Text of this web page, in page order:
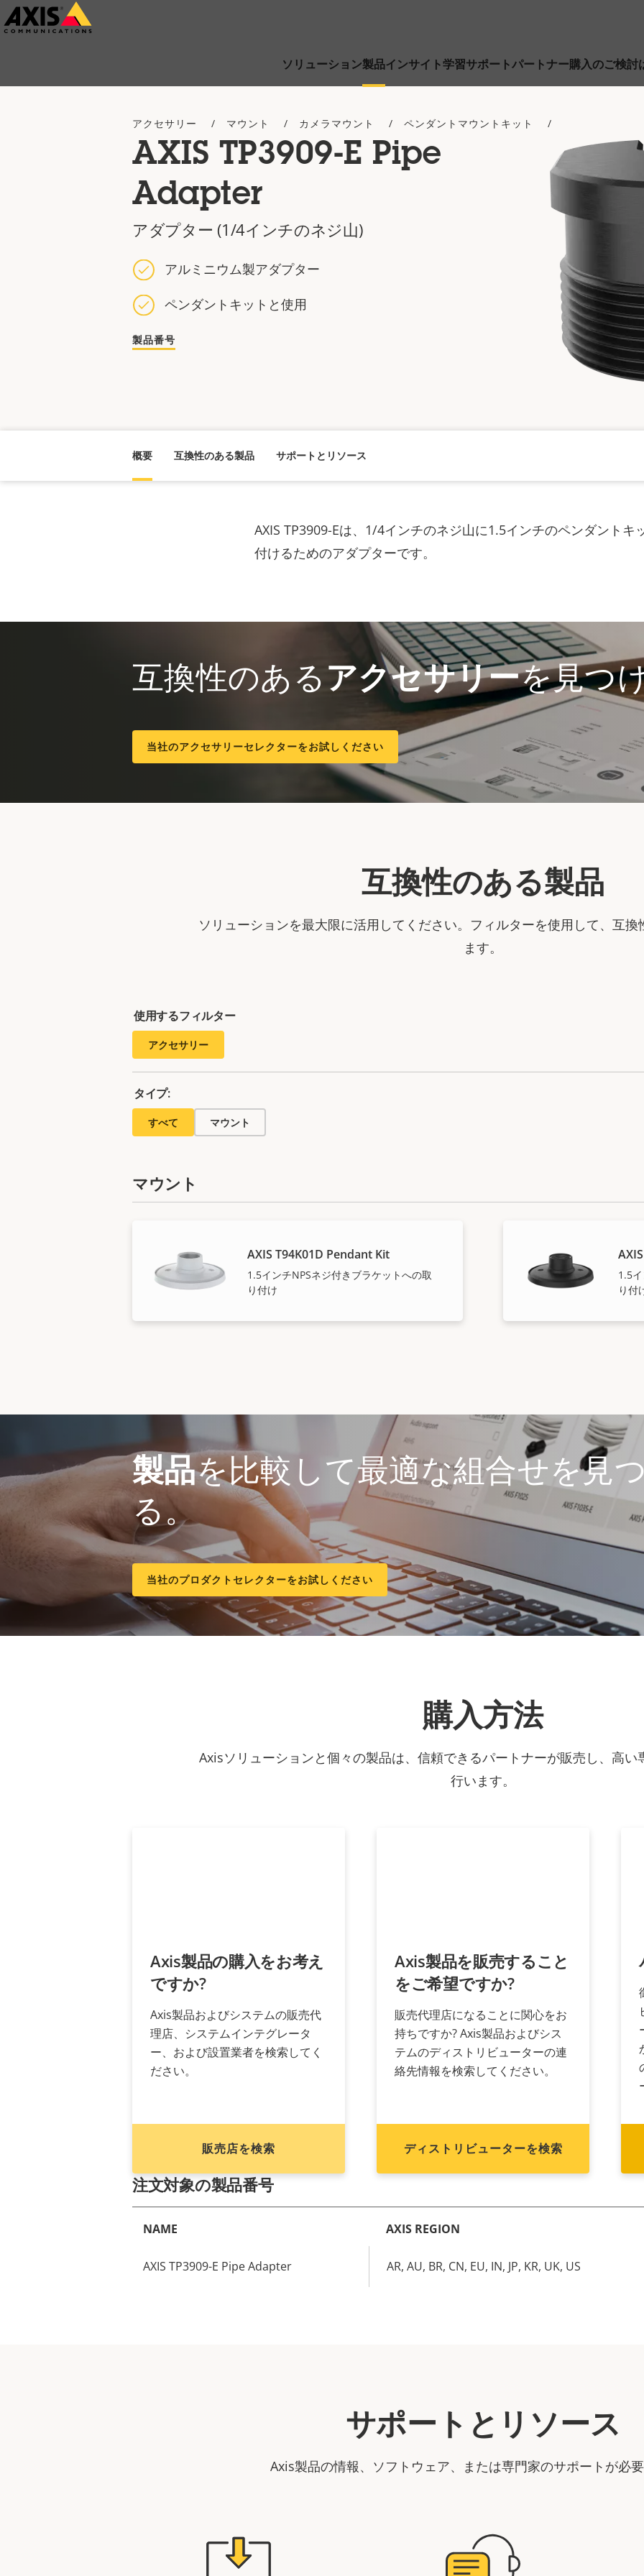
メ
イ
ソリューション製品インサイト学習サポートパートナー購入のご検討
アクセサリー マウント カメラマウント ペンダントマウントキット
AXIS TP3909-E Pipe
Adapter
アダプター (1/4インチのネジ山)
アルミニウム製アダプター
ペンダントキットと使用
製品番号
概要 互換性のある製品 サポートとリソース
AXIS TP3909-Eは、1/4インチのネジ山に1.5インチのペンダントキ
付けるためのアダプターです。
互換性のある アクセサリーを見つ
当社のアクセサリーセレクターをお試しください
互換性のある製品
ソリューションを最大限に活用してください。フィルターを使用して、互
ます。
使用するフィルター
アクセサリー
タイプ:
すべて マウント
マウント
AXIS T94K01D Pendant Kit
1.5インチNPSネジ付きブラケットへの取
り付け
1.5
り付
製品を比較して最適な組合せを見
る。
当社のプロダクトセレクターをお試しください
購入方法
Axisソリューションと個々の製品は、信頼できるパートナーが販売し、高い
行います。
Axis製品の購入をお考え
ですか?
Axis製品およびシステムの販売代
理店、システムインテグレータ
ー、および設置業者を検索してく
ださい。
販売店を検索
Axis製品を販売すること
をご希望ですか?
販売代理店になることに関心をお
持ちですか? Axis製品およびシス
テムのディストリビューターの連
絡先情報を検索してください。
ディストリビューターを検索
注文対象の製品番号
NAME AXIS REGION
AXIS TP3909-E Pipe Adapter AR, AU, BR, CN, EU, IN, JP, KR, UK, US
サポートとリソース
Axis製品の情報、ソフトウェア、または専門家のサポートが必